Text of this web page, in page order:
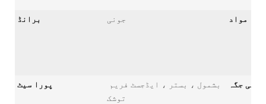
برانڈ جونی مواد
پورا سیٹ
بشمول ، بستر ، ایڈجسٹ فریم
توشک
کی جگہ